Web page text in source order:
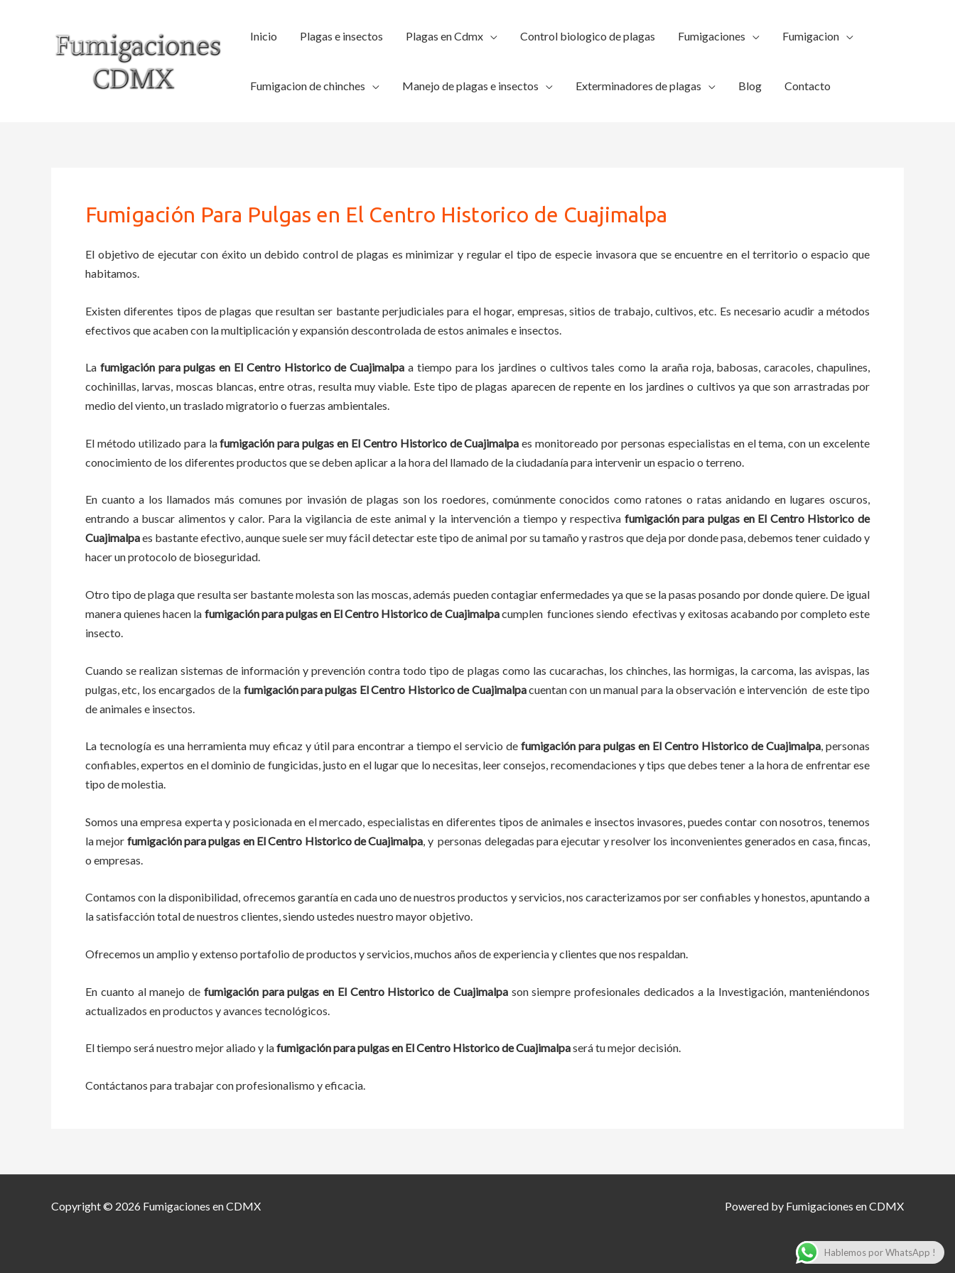
Inicio Plagas e insectos Plagas en Cdmx Control biologico de plagas Fumigaciones Fumigacion
Fumigacion de chinches Manejo de plagas e insectos Exterminadores de plagas Blog Contacto
Fumigación Para Pulgas en El Centro Historico de Cuajimalpa
El objetivo de ejecutar con éxito un debido control de plagas es minimizar y regular el tipo de especie invasora que se encuentre en el territorio o espacio que
habitamos.
Existen diferentes tipos de plagas que resultan ser bastante perjudiciales para el hogar, empresas, sitios de trabajo, cultivos, etc. Es necesario acudir a métodos
efectivos que acaben con la multiplicación y expansión descontrolada de estos animales e insectos.
La fumigación para pulgas en El Centro Historico de Cuajimalpa a tiempo para los jardines o cultivos tales como la araña roja, babosas, caracoles, chapulines,
cochinillas, larvas, moscas blancas, entre otras, resulta muy viable. Este tipo de plagas aparecen de repente en los jardines o cultivos ya que son arrastradas por
medio del viento, un traslado migratorio o fuerzas ambientales.
El método utilizado para lafumigación para pulgas en El Centro Historico de Cuajimalpa es monitoreado por personas especialistas en el tema, con un excelente
conocimiento de los diferentes productos que se deben aplicar a la hora del llamado de la ciudadanía para intervenir un espacio o terreno.
En cuanto a los llamados más comunes por invasión de plagas son los roedores, comúnmente conocidos como ratones o ratas anidando en lugares oscuros,
entrando a buscar alimentos y calor. Para la vigilancia de este animal y la intervención a tiempo y respectiva fumigación para pulgas en El Centro Historico de
Cuajimalpaes bastante efectivo, aunque suele ser muy fácil detectar este tipo de animal por su tamaño y rastros que deja por donde pasa, debemos tener cuidado y
hacer un protocolo de bioseguridad.
Otro tipo de plaga que resulta ser bastante molesta son las moscas, además pueden contagiar enfermedades ya que se la pasas posando por donde quiere. De igual
manera quienes hacen la fumigación para pulgas en El Centro Historico de Cuajimalpacumplen funciones siendo efectivas y exitosas acabando por completo este
insecto.
Cuando se realizan sistemas de información y prevención contra todo tipo de plagas como las cucarachas, los chinches, las hormigas, la carcoma, las avispas, las
pulgas, etc, los encargados de la fumigación para pulgas El Centro Historico de Cuajimalpacuentan con un manual para la observación e intervención de este tipo
de animales e insectos.
La tecnología es una herramienta muy eficaz y útil para encontrar a tiempo el servicio defumigación para pulgas en El Centro Historico de Cuajimalpa, personas
confiables, expertos en el dominio de fungicidas, justo en el lugar que lo necesitas, leer consejos, recomendaciones y tips que debes tener a la hora de enfrentar ese
tipo de molestia.
Somos una empresa experta y posicionada en el mercado, especialistas en diferentes tipos de animales e insectos invasores, puedes contar con nosotros, tenemos
la mejor fumigación para pulgas en El Centro Historico de Cuajimalpa , y personas delegadas para ejecutar y resolver los inconvenientes generados en casa, fincas,
o empresas.
Contamos con la disponibilidad, ofrecemos garantía en cada uno de nuestros productos y servicios, nos caracterizamos por ser confiables y honestos, apuntando a
la satisfacción total de nuestros clientes, siendo ustedes nuestro mayor objetivo.
Ofrecemos un amplio y extenso portafolio de productos y servicios, muchos años de experiencia y clientes que nos respaldan.
En cuanto al manejo de fumigación para pulgas en El Centro Historico de Cuajimalpason siempre profesionales dedicados a la Investigación, manteniéndonos
actualizados en productos y avances tecnológicos.
El tiempo será nuestro mejor aliado y lafumigación para pulgas en El Centro Historico de Cuajimalpaserá tu mejor decisión.
Contáctanos para trabajar con profesionalismo y eficacia.
Copyright © 2026 Fumigaciones en CDMX Powered by Fumigaciones en CDMX
Hablemos por WhatsApp !